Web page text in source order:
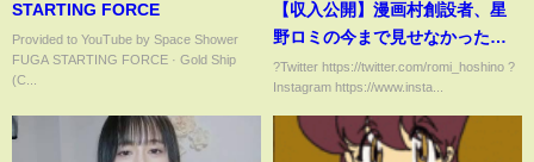
STARTING FORCE
Provided to YouTube by Space Shower
FUGA STARTING FORCE · Gold Ship
(C...
【収入公開】漫画村創設者、星
野ロミの今まで見せなかった給
料を公開します。
?Twitter https://twitter.com/romi_hoshino ?
Instagram https://www.insta...